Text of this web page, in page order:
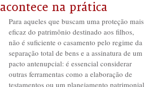
acontece na prática
Para aqueles que buscam uma proteção mais
eficaz do patrimônio destinado aos filhos,
não é suficiente o casamento pelo regime da
separação total de bens e a assinatura de um
pacto antenupcial: é essencial considerar
outras ferramentas como a elaboração de
testamentos ou um planejamento patrimonial